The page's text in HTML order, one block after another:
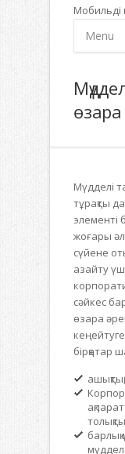
Мобильді
өзара
Мүдделі
тұрақты
элементі
жоғары
сүйене
азайту
сәйкес
өзара
бірқатар
ашықтық,